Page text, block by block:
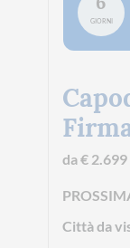
GIORNI
da € 2.699
Città da